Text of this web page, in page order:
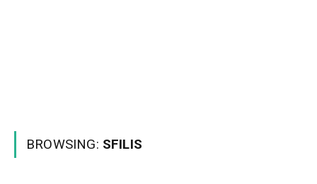
BROWSING: SFILIS